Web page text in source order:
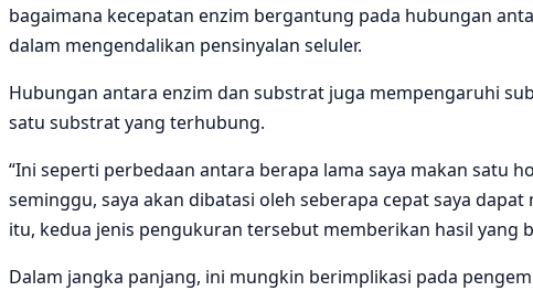
bagaimana kecepatan enzim bergantung pada hubungan
dalam mengendalikan pensinyalan seluler.
Hubungan antara enzim dan substrat juga mempengaruhi
satu substrat yang terhubung.
“Ini seperti perbedaan antara berapa lama saya makan satu
seminggu, saya akan dibatasi oleh seberapa cepat saya
itu, kedua jenis pengukuran tersebut memberikan hasil yang
Dalam jangka panjang, ini mungkin berimplikasi pada